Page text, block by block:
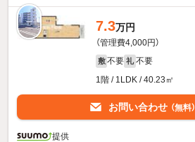
7.3万円
（管理費4,000円）
敷 不要 礼 不要
1階 / 1LDK / 40.23㎡
お問い合わせ （無料）
提供